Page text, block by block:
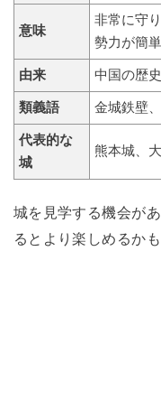
意味
非常に守
勢力が簡
由来 中国の歴
類義語 金城鉄壁
代表的な
城
熊本城、
城を見学する機会が
るとより楽しめるか